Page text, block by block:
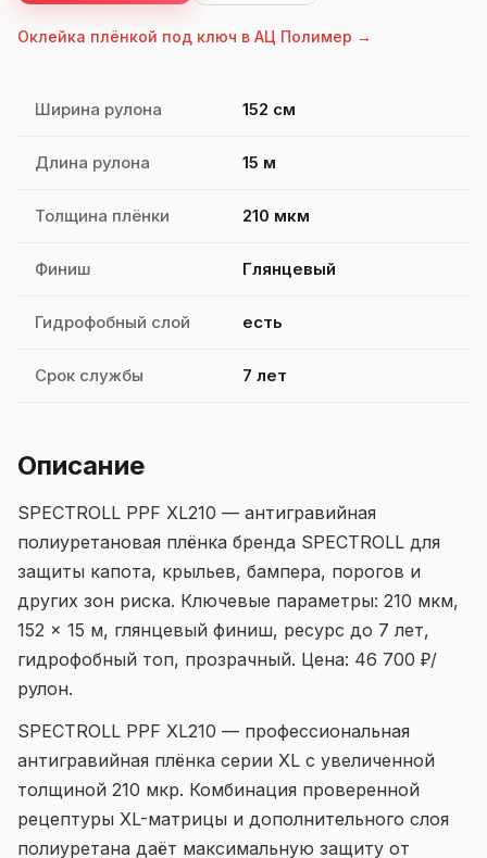
Оклейка плёнкой под ключ в АЦ Полимер →
Ширина рулона 152 см
Длина рулона 15 м
Толщина плёнки 210 мкм
Финиш Глянцевый
Гидрофобный слой есть
Срок службы 7 лет
Описание
SPECTROLL PPF XL210 — антигравийная
полиуретановая плёнка бренда SPECTROLL для
защиты капота, крыльев, бампера, порогов и
других зон риска. Ключевые параметры: 210 мкм,
152 × 15 м, глянцевый финиш, ресурс до 7 лет,
гидрофобный топ, прозрачный. Цена: 46 700 ₽/
рулон.
SPECTROLL PPF XL210 — профессиональная
антигравийная плёнка серии XL с увеличенной
толщиной 210 мкр. Комбинация проверенной
рецептуры XL-матрицы и дополнительного слоя
полиуретана даёт максимальную защиту от